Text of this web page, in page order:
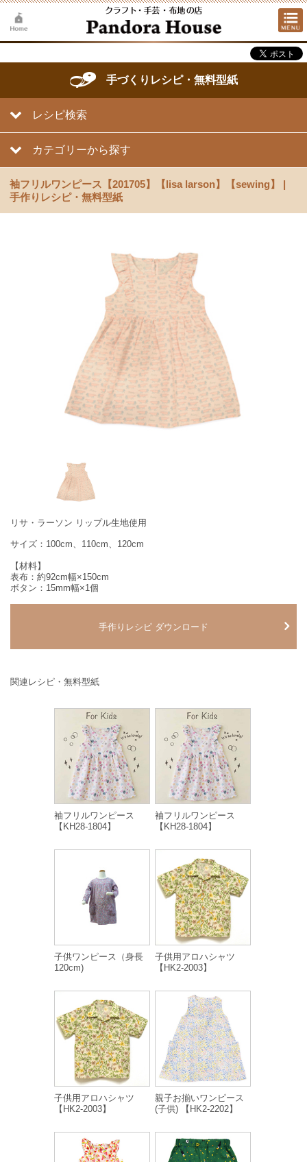
手づくりレシピ・無料型紙
レシピ検索
カテゴリーから探す
袖フリルワンピース【201705】【lisa larson】【sewing】 |
手作りレシピ・無料型紙
リサ・ラーソン リップル生地使用
サイズ：100cm、110cm、120cm
【材料】
表布：約92cm幅×150cm
ボタン：15mm幅×1個
手作りレシピ ダウンロード
関連レシピ・無料型紙
袖フリルワンピース
【KH28-1804】
袖フリルワンピース
【KH28-1804】
子供ワンピース（身長
120cm)
子供用アロハシャツ
【HK2-2003】
子供用アロハシャツ
【HK2-2003】
親子お揃いワンピース
(子供) 【HK2-2202】